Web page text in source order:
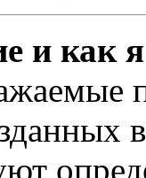
и как